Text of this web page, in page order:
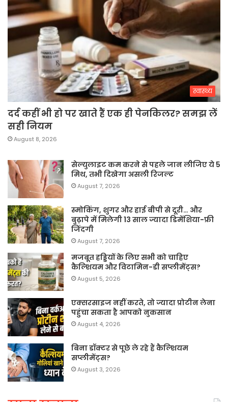
स्वास्थ्य
दर्द कहीं भी हो पर खाते हैं एक ही पेनकिलर? समझ लें
सही नियम
August 8, 2026
सेल्युलाइट कम करने से पहले जान लीजिए ये 5
मिथ, तभी दिखेगा असली रिजल्ट
August 7, 2026
स्मोकिंग, शुगर और हाई बीपी से दूरी… और
बुढ़ापे में मिलेगी 13 साल ज्यादा डिमेंशिया-फ्री
जिंदगी
August 7, 2026
मजबूत हड्डियों के लिए सभी को चाहिए
कैल्शियम और विटामिन-डी सप्लीमेंट्स?
August 5, 2026
एक्सरसाइज नहीं करते, तो ज्यादा प्रोटीन लेना
पहुंचा सकता है आपको नुकसान
August 4, 2026
बिना डॉक्टर से पूछे ले रहे हैं कैल्शियम
सप्लीमेंट्स?
August 3, 2026